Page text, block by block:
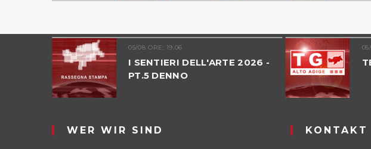
05/08 ORE: 19.06
I SENTIERI DELL'ARTE 2026 -
PT.5 DENNO
WER WIR SIND KONTAKT